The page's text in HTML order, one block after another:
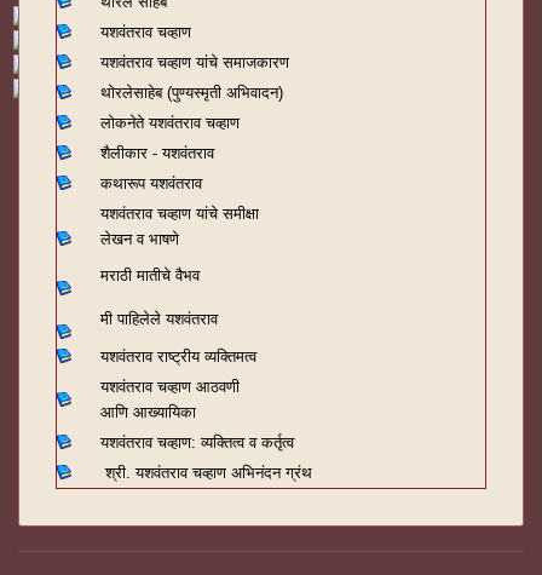
यशवंतराव चव्हाण
यशवंतराव चव्हाण यांचे समाजकारण
थोरलेसाहेब (पुण्यस्मृती अभिवादन)
लोकनेते यशवंतराव चव्हाण
शैलीकार - यशवंतराव
कथारूप यशवंतराव
यशवंतराव चव्हाण यांचे समीक्षा
लेखन व भाषणे
मराठी मातीचे वैभव
मी पाहिलेले यशवंतराव
यशवंतराव राष्ट्रीय व्यक्तिमत्व
यशवंतराव चव्हाण आठवणी
आणि आख्यायिका
यशवंतराव चव्हाण: व्यक्तित्व व कर्तृत्व
श्री. यशवंतराव चव्हाण अभिनंदन ग्रंथ